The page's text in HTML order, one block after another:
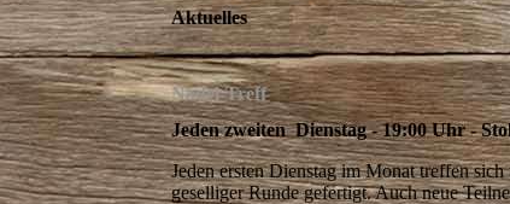
Aktuelles
Nadel-Treff
Jeden zweiten Dienstag - 19:00 Uhr -
Jeden ersten Dienstag im Monat treffen
geselliger Runde gefertigt. Auch neue